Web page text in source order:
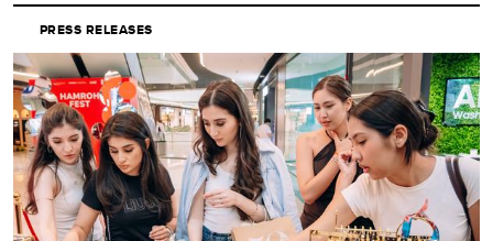
PRESS RELEASES